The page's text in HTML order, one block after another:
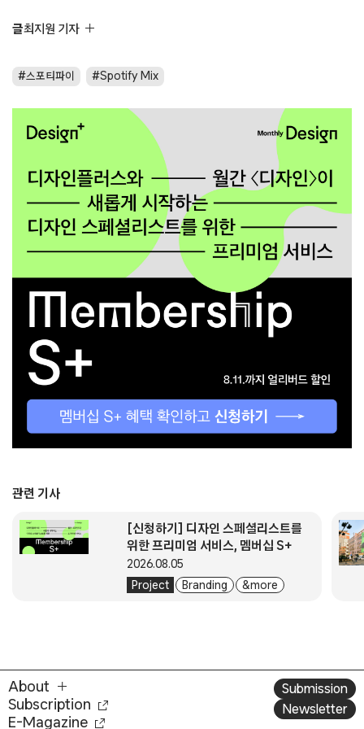
글최지원 기자
스포티파이 Spotify Mix
관련 기사
Project Branding & more
[신청하기] 디자인 스페셜리스트를
위한 프리미엄 서비스, 멤버십 S+
2026.08.05
About
Subscription
E-Magazine
Submission
Newsletter